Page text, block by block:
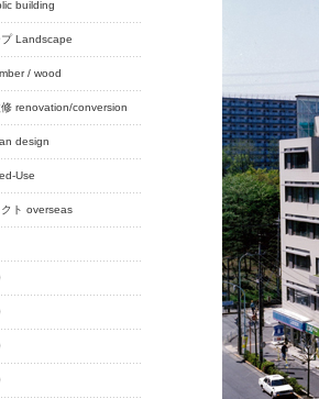
building
Landscape
/ wood
renovation/conversion
design
Use
ト overseas